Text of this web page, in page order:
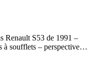
Renault S53 de 1991 –
à soufflets – perspective…